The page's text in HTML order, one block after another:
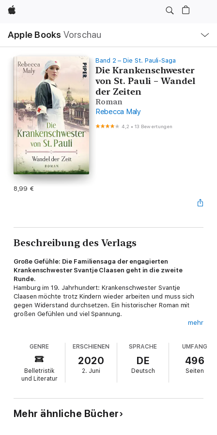
Apple
Apple Books Vorschau
Navigation
Menü
öffnen
Band 2 – Die St. Pauli-Saga
Die Krankenschwester
von St. Pauli – Wandel
der Zeiten
Roman
Rebecca Maly
4,2 •13 Bewertungen
8,99 €
Beschreibung des Verlags
Große Gefühle: Die Familiensaga der engagierten
Krankenschwester Svantje Claasen geht in die zweite
Runde.
Hamburg im 19. Jahrhundert: Krankenschwester Svantje
Claasen möchte trotz Kindern wieder arbeiten und muss sich
gegen Widerstand durchsetzen. Ein historischer Roman mit
großen Gefühlen und viel Spannung.
ihre große Liebe gefunden hat, warten in »Die
Krankenschwester von St. Pauli – Wandel der Zeiten« neue
Herausforderungen auf sie. Als ihre beiden Kinder alt genug
sind, möchte sie ihrem Beruf und ihrer Berufung wieder
nachgehen – und stößt dabei auf Widerstand.
Starke Frauen im Kampf gegen Ungerechtigkeiten
Leserinnen des ersten Teils »Die Krankenschwester von St.
mehr
GENRE
Belletristik
und Literatur
ERSCHIENEN
2020
2. Juni
SPRACHE
DE
Deutsch
UMFANG
496
Seiten
Mehr ähnliche Bücher